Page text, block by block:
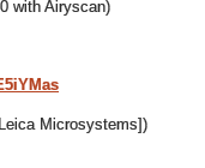
with Airyscan)
Microsystems])